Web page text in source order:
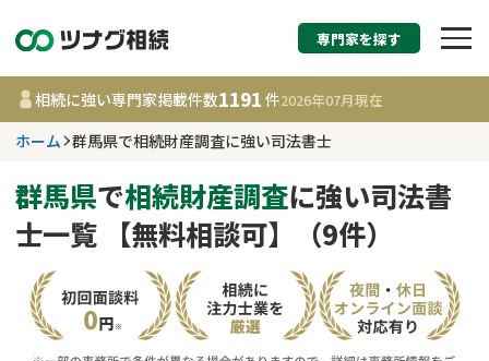
相続税申告・相続手
す
群馬県
事務所 1191
相談内容で探す
専門家を探す
相続に強い専門家掲載件数1191 件2026年07月現在
ホーム 群馬県で相続財産調査に強い司法書士
群馬県で相続財産調査に強い司法書
士一覧 【無料相談可】（9件）